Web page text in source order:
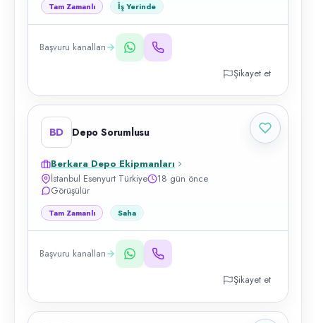
Tam Zamanlı İş Yerinde
Başvuru kanalları
Şikayet et
BD Depo Sorumlusu
Berkara Depo Ekipmanları
İstanbul Esenyurt Türkiye
18 gün önce
Görüşülür
Tam Zamanlı Saha
Başvuru kanalları
Şikayet et